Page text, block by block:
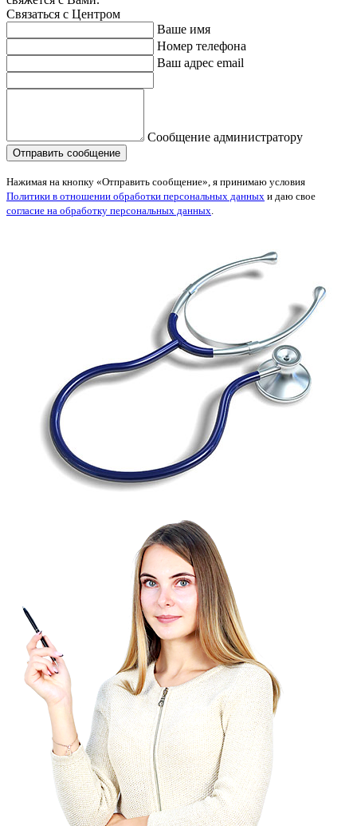
Связаться с Центром
Ваше имя
Номер телефона
Ваш адрес email
Сообщение администратору
Нажимая на кнопку «Отправить сообщение», я принимаю условия
Политики в отношении обработки персональных данных и даю свое
согласие на обработку персональных данных